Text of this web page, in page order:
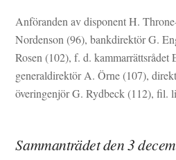
Anföranden av disponent H.
Nordenson (96), bankdirektör G.
Rosen (102), f. d. kammarrättsrådet
generaldirektör A. Örne (107),
överingenjör G. Rydbeck (112), fil.
Sammanträdet den 3